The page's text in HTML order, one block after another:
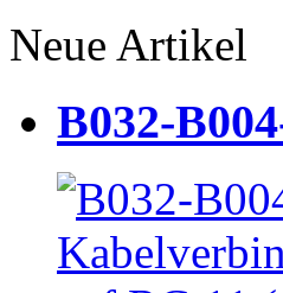
Neue Artikel
B032-